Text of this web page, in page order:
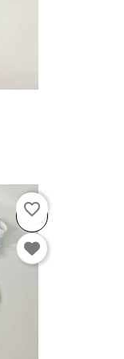
favorite_border